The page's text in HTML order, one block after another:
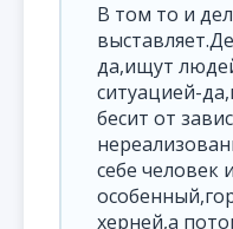
В том то и
да,ищут
ситуацией-
бесит от
себе человек
херней,а